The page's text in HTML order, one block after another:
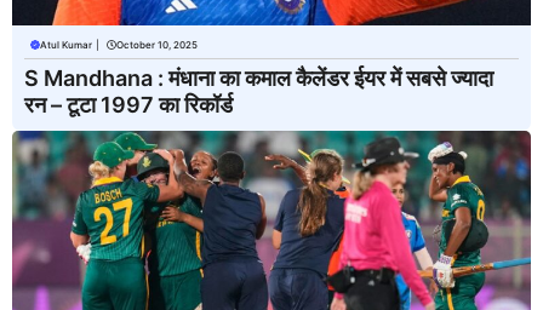
Atul Kumar October 10, 2025
S Mandhana : मंधाना का कमाल कैलेंडर ईयर में सबसे ज्यादा
रन – टूटा 1997 का रिकॉर्ड